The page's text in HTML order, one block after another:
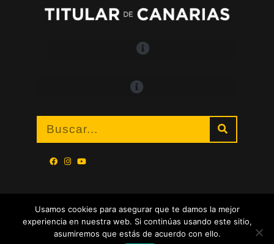
Usamos cookies para asegurar que te damos la mejor
experiencia en nuestra web. Si continúas usando este sitio,
asumiremos que estás de acuerdo con ello.